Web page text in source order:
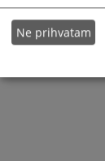
Ne prihvatam